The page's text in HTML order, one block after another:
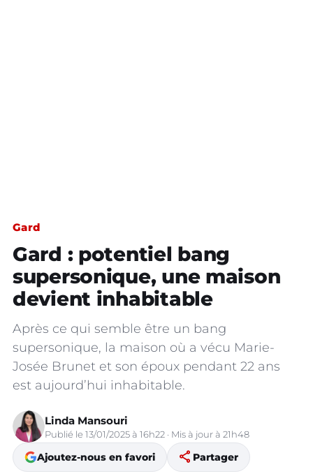
Gard
Gard : potentiel bang
supersonique, une maison
devient inhabitable
Après ce qui semble être un bang
supersonique, la maison où a vécu Marie-
Josée Brunet et son époux pendant 22 ans
est aujourd’hui inhabitable.
Linda Mansouri
Publié le 13/01/2025 à 16h22 · Mis à jour à 21h48
Ajoutez-nous en favori share Partager